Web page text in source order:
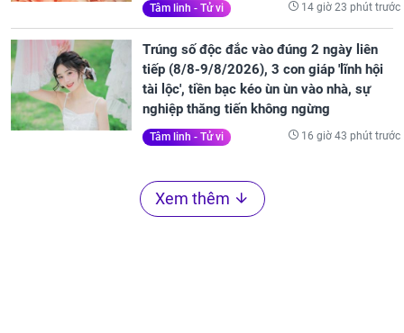
Tâm linh - Tử vi 14 giờ 23 phút trước
Trúng số độc đắc vào đúng 2 ngày liên
tiếp (8/8-9/8/2026), 3 con giáp 'lĩnh hội
tài lộc', tiền bạc kéo ùn ùn vào nhà, sự
nghiệp thăng tiến không ngừng
Tâm linh - Tử vi 16 giờ 43 phút trước
Xem thêm